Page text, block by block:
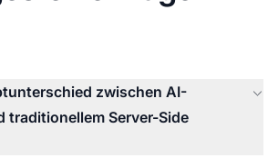
zwischen AI-
traditionellem Server-Side